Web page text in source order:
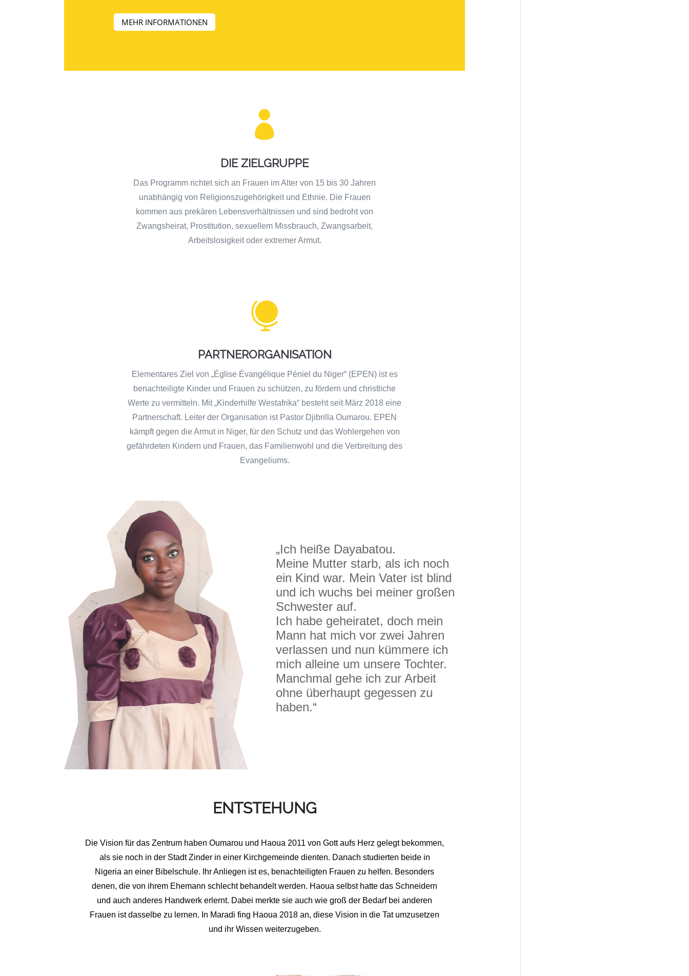
MEHR INFORMATIONEN

DIE ZIELGRUPPE
Das Programm richtet sich an Frauen im Alter von 15 bis 30 Jahren
unabhängig von Religionszugehörigkeit und Ethnie. Die Frauen
kommen aus prekären Lebensverhältnissen und sind bedroht von
Zwangsheirat, Prostitution, sexuellem Missbrauch, Zwangsarbeit,
Arbeitslosigkeit oder extremer Armut.

PARTNERORGANISATION
Elementares Ziel von „Église Évangélique Péniel du Niger“ (EPEN) ist es
benachteiligte Kinder und Frauen zu schützen, zu fördern und christliche
Werte zu vermitteln. Mit „Kinderhilfe Westafrika“ besteht seit März 2018 eine
Partnerschaft. Leiter der Organisation ist Pastor Djibrilla Oumarou. EPEN
kämpft gegen die Armut in Niger, für den Schutz und das Wohlergehen von
gefährdeten Kindern und Frauen, das Familienwohl und die Verbreitung des
Evangeliums.
„Ich heiße Dayabatou.
Meine Mutter starb, als ich noch
ein Kind war. Mein Vater ist blind
und ich wuchs bei meiner großen
Schwester auf.
Ich habe geheiratet, doch mein
Mann hat mich vor zwei Jahren
verlassen und nun kümmere ich
mich alleine um unsere Tochter.
Manchmal gehe ich zur Arbeit
ohne überhaupt gegessen zu
haben.“
ENTSTEHUNG
Die Vision für das Zentrum haben Oumarou und Haoua 2011 von Gott aufs Herz gelegt bekommen,
als sie noch in der Stadt Zinder in einer Kirchgemeinde dienten. Danach studierten beide in
Nigeria an einer Bibelschule. Ihr Anliegen ist es, benachteiligten Frauen zu helfen. Besonders
denen, die von ihrem Ehemann schlecht behandelt werden. Haoua selbst hatte das Schneidern
und auch anderes Handwerk erlernt. Dabei merkte sie auch wie groß der Bedarf bei anderen
Frauen ist dasselbe zu lernen. In Maradi fing Haoua 2018 an, diese Vision in die Tat umzusetzen
und ihr Wissen weiterzugeben.